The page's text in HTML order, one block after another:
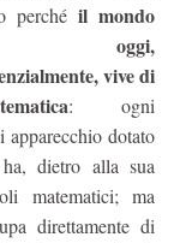
perché il mondo
oggi,
vive di
: ogni
apparecchio dotato
dietro alla sua
matematici; ma
direttamente di